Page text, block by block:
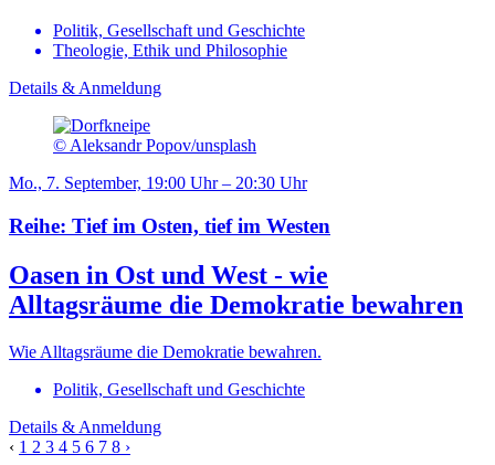
Politik, Gesellschaft und Geschichte
Theologie, Ethik und Philosophie
Details & Anmeldung
© Aleksandr Popov/unsplash
Mo., 7. September, 19:00 Uhr – 20:30 Uhr
Reihe: Tief im Osten, tief im Westen
Oasen in Ost und West - wie
Alltagsräume die Demokratie bewahren
Wie Alltagsräume die Demokratie bewahren.
Politik, Gesellschaft und Geschichte
Details & Anmeldung
‹ 1 2 3 4 5 6 7 8 ›